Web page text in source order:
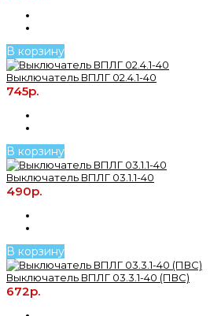
В корзину
Выключатель ВПЛГ 02.4.1-40
745р.
В корзину
Выключатель ВПЛГ 03.1.1-40
490р.
В корзину
Выключатель ВПЛГ 03.3.1-40 (ПВС)
672р.